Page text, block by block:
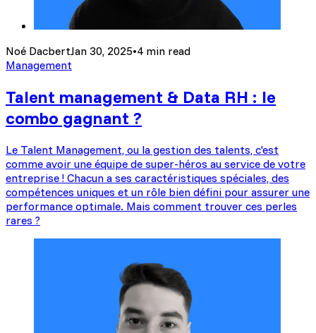
Noé DacbertJan 30, 2025•4 min read
Management
Talent management & Data RH : le
combo gagnant ?
Le Talent Management, ou la gestion des talents, c'est
comme avoir une équipe de super-héros au service de votre
entreprise ! Chacun a ses caractéristiques spéciales, des
compétences uniques et un rôle bien défini pour assurer une
performance optimale. Mais comment trouver ces perles
rares ?